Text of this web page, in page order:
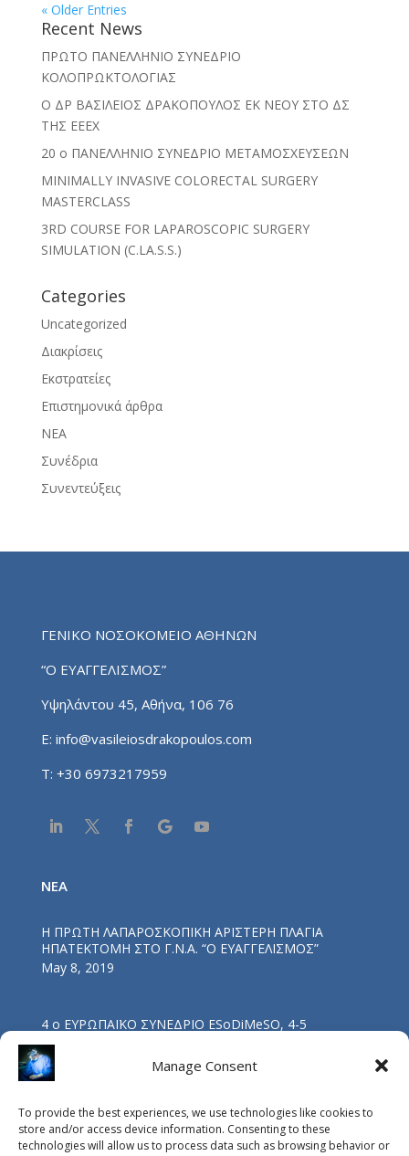
Manage Consent
To provide the best experiences, we use technologies like cookies to
store and/or access device information. Consenting to these
technologies will allow us to process data such as browsing behavior or
« Older Entries
Recent News
ΠΡΩΤΟ ΠΑΝΕΛΛΗΝΙΟ ΣΥΝΕΔΡΙΟ
ΚΟΛΟΠΡΩΚΤΟΛΟΓΙΑΣ
O ΔΡ ΒΑΣΙΛΕΙΟΣ ΔΡΑΚΟΠΟΥΛΟΣ ΕΚ ΝΕΟΥ ΣΤΟ ΔΣ
ΤΗΣ ΕΕΕΧ
20 ο ΠΑΝΕΛΛΗΝΙΟ ΣΥΝΕΔΡΙΟ ΜΕΤΑΜΟΣΧΕΥΣΕΩΝ
MINIMALLY INVASIVE COLORECTAL SURGERY
MASTERCLASS
3RD COURSE FOR LAPAROSCOPIC SURGERY
SIMULATION (C.LA.S.S.)
Categories
Uncategorized
Διακρίσεις
Εκστρατείες
Επιστημονικά άρθρα
ΝΕΑ
Συνέδρια
Συνεντεύξεις
ΓΕΝΙΚΟ ΝΟΣΟΚΟΜΕΙΟ ΑΘΗΝΩΝ
“Ο ΕΥΑΓΓΕΛΙΣΜΟΣ”
Υψηλάντου 45, Αθήνα, 106 76
E: info@vasileiosdrakopoulos.com
T: +30 6973217959
NEA
Η ΠΡΩΤΗ ΛΑΠΑΡΟΣΚΟΠΙΚΗ ΑΡΙΣΤΕΡΗ ΠΛΑΓΙΑ
ΗΠΑΤΕΚΤΟΜΗ ΣΤΟ Γ.Ν.Α. “Ο ΕΥΑΓΓΕΛΙΣΜΟΣ”
May 8, 2019
4 ο ΕΥΡΩΠΑΪΚΟ ΣΥΝΕΔΡΙΟ ESoDiMeSO, 4-5
ΝΟΕΜΒΡΙΟΥ 2017, ΑΘΗΝΑ
Nov 5, 2017
ΟΜΙΛΙΑ ΔΡΑ Β. ΔΡΑΚΟΠΟΥΛΟΥ: “ΒΑΡΙΑΤΡΙΚΗ
ΧΕΙΡΟΥΡΓΙΚΗ ΚΑΙ ΥΠΝΙΚΗ ΑΠΝΟΙΑ”
Oct 4, 2017